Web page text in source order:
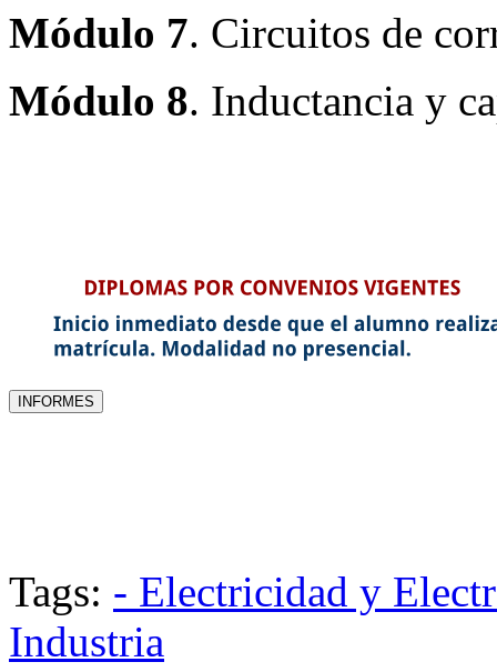
Módulo 7. Circuitos de
Módulo 8. Inductancia y
Tags: - Electricidad y
Industria